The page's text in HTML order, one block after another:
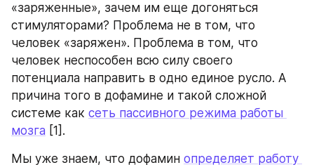
«заряженные», зачем им еще догоняться
стимуляторами? Проблема не в том, что
человек «заряжен». Проблема в том, что
человек неспособен всю силу своего
потенциала направить в одно единое русло. А
причина того в дофамине и такой сложной
системе как сеть пассивного режима работы
мозга [1].
Мы уже знаем, что дофамин определяет работу